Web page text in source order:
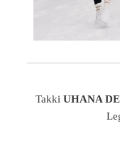
TakkiUHANA